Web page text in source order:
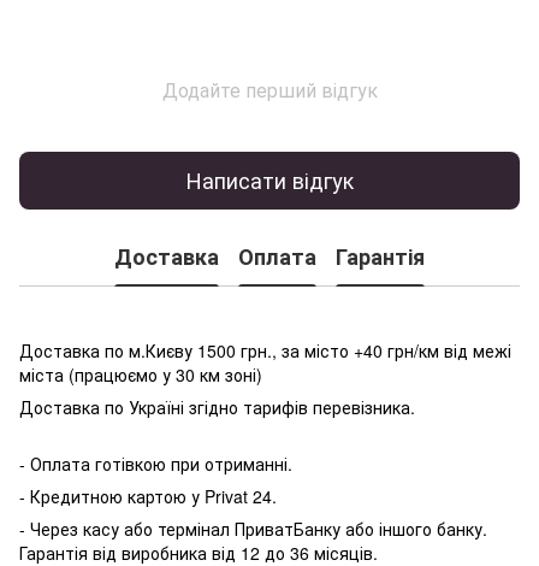
Додайте перший відгук
Написати відгук
Доставка Оплата Гарантія
Доставка по м.Києву 1500 грн., за місто +40 грн/км від межі
міста (працюємо у 30 км зоні)
Доставка по Україні згідно тарифів перевізника.
- Оплата готівкою при отриманні.
- Кредитною картою у Privat 24.
- Через касу або термінал ПриватБанку або іншого банку.
Гарантія від виробника від 12 до 36 місяців.